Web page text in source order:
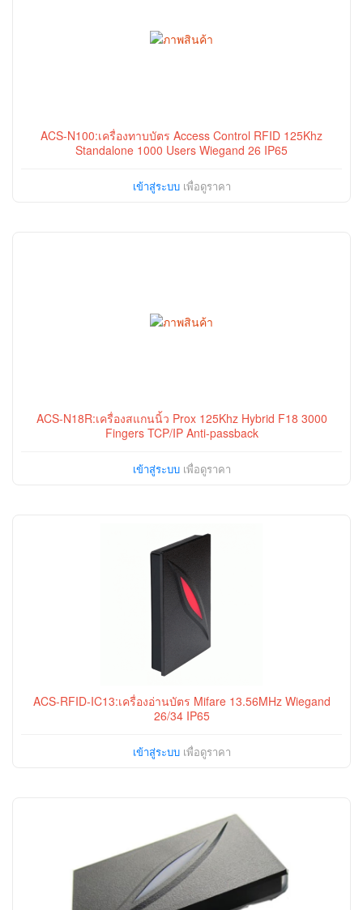
ACS-N100:เครื่องทาบบัตร Access Control RFID 125Khz
Standalone 1000 Users Wiegand 26 IP65
เข้าสู่ระบบเพื่อดูราคา
ACS-N18R:เครื่องสแกนนิ้ว Prox 125Khz Hybrid F18 3000
Fingers TCP/IP Anti-passback
เข้าสู่ระบบเพื่อดูราคา
ACS-RFID-IC13:เครื่องอ่านบัตร Mifare 13.56MHz Wiegand
26/34 IP65
เข้าสู่ระบบเพื่อดูราคา